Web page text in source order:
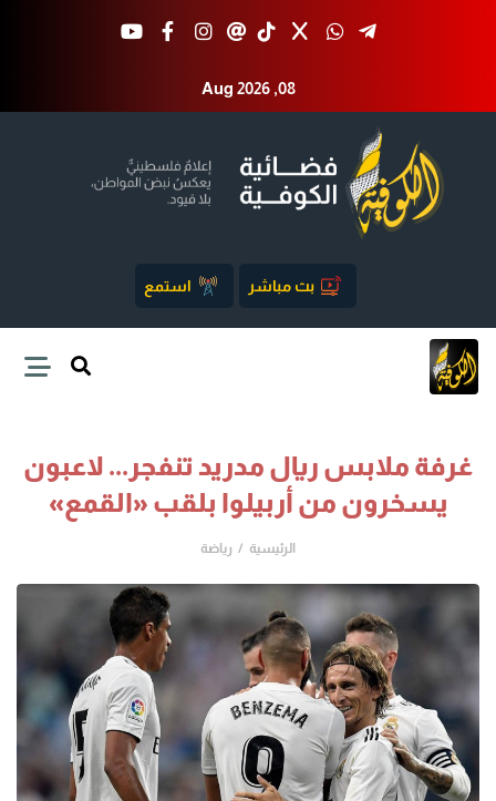
Aug 2026 ,08
بث مباشر استمع
غرفة ملابس ريال مدريد تنفجر... لاعبون
يسخرون من أربيلوا بلقب «القمع»
الرئيسية رياضة